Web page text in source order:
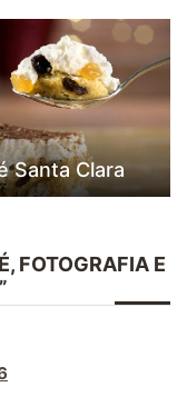
Santa Clara
FOTOGRAFIA E